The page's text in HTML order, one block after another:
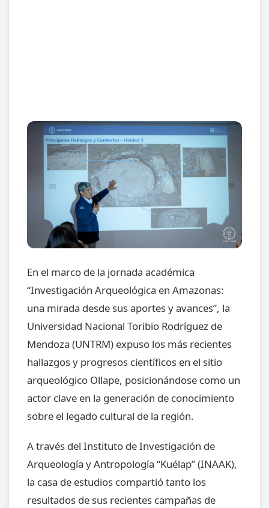
En el marco de la jornada académica
“Investigación Arqueológica en Amazonas:
una mirada desde sus aportes y avances”, la
Universidad Nacional Toribio Rodríguez de
Mendoza (UNTRM) expuso los más recientes
hallazgos y progresos científicos en el sitio
arqueológico Ollape, posicionándose como un
actor clave en la generación de conocimiento
sobre el legado cultural de la región.
A través del Instituto de Investigación de
Arqueología y Antropología “Kuélap” (INAAK),
la casa de estudios compartió tanto los
resultados de sus recientes campañas de